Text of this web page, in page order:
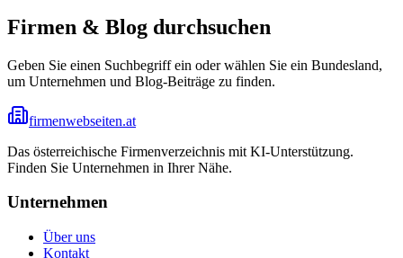
Firmen & Blog durchsuchen
Geben Sie einen Suchbegriff ein oder wählen Sie ein Bundesland,
um Unternehmen und Blog-Beiträge zu finden.
firmenwebseiten.at
Das österreichische Firmenverzeichnis mit KI-Unterstützung.
Finden Sie Unternehmen in Ihrer Nähe.
Unternehmen
Über uns
Kontakt